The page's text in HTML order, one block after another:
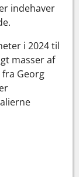
indehaver
i 2024 til
masser af
fra Georg